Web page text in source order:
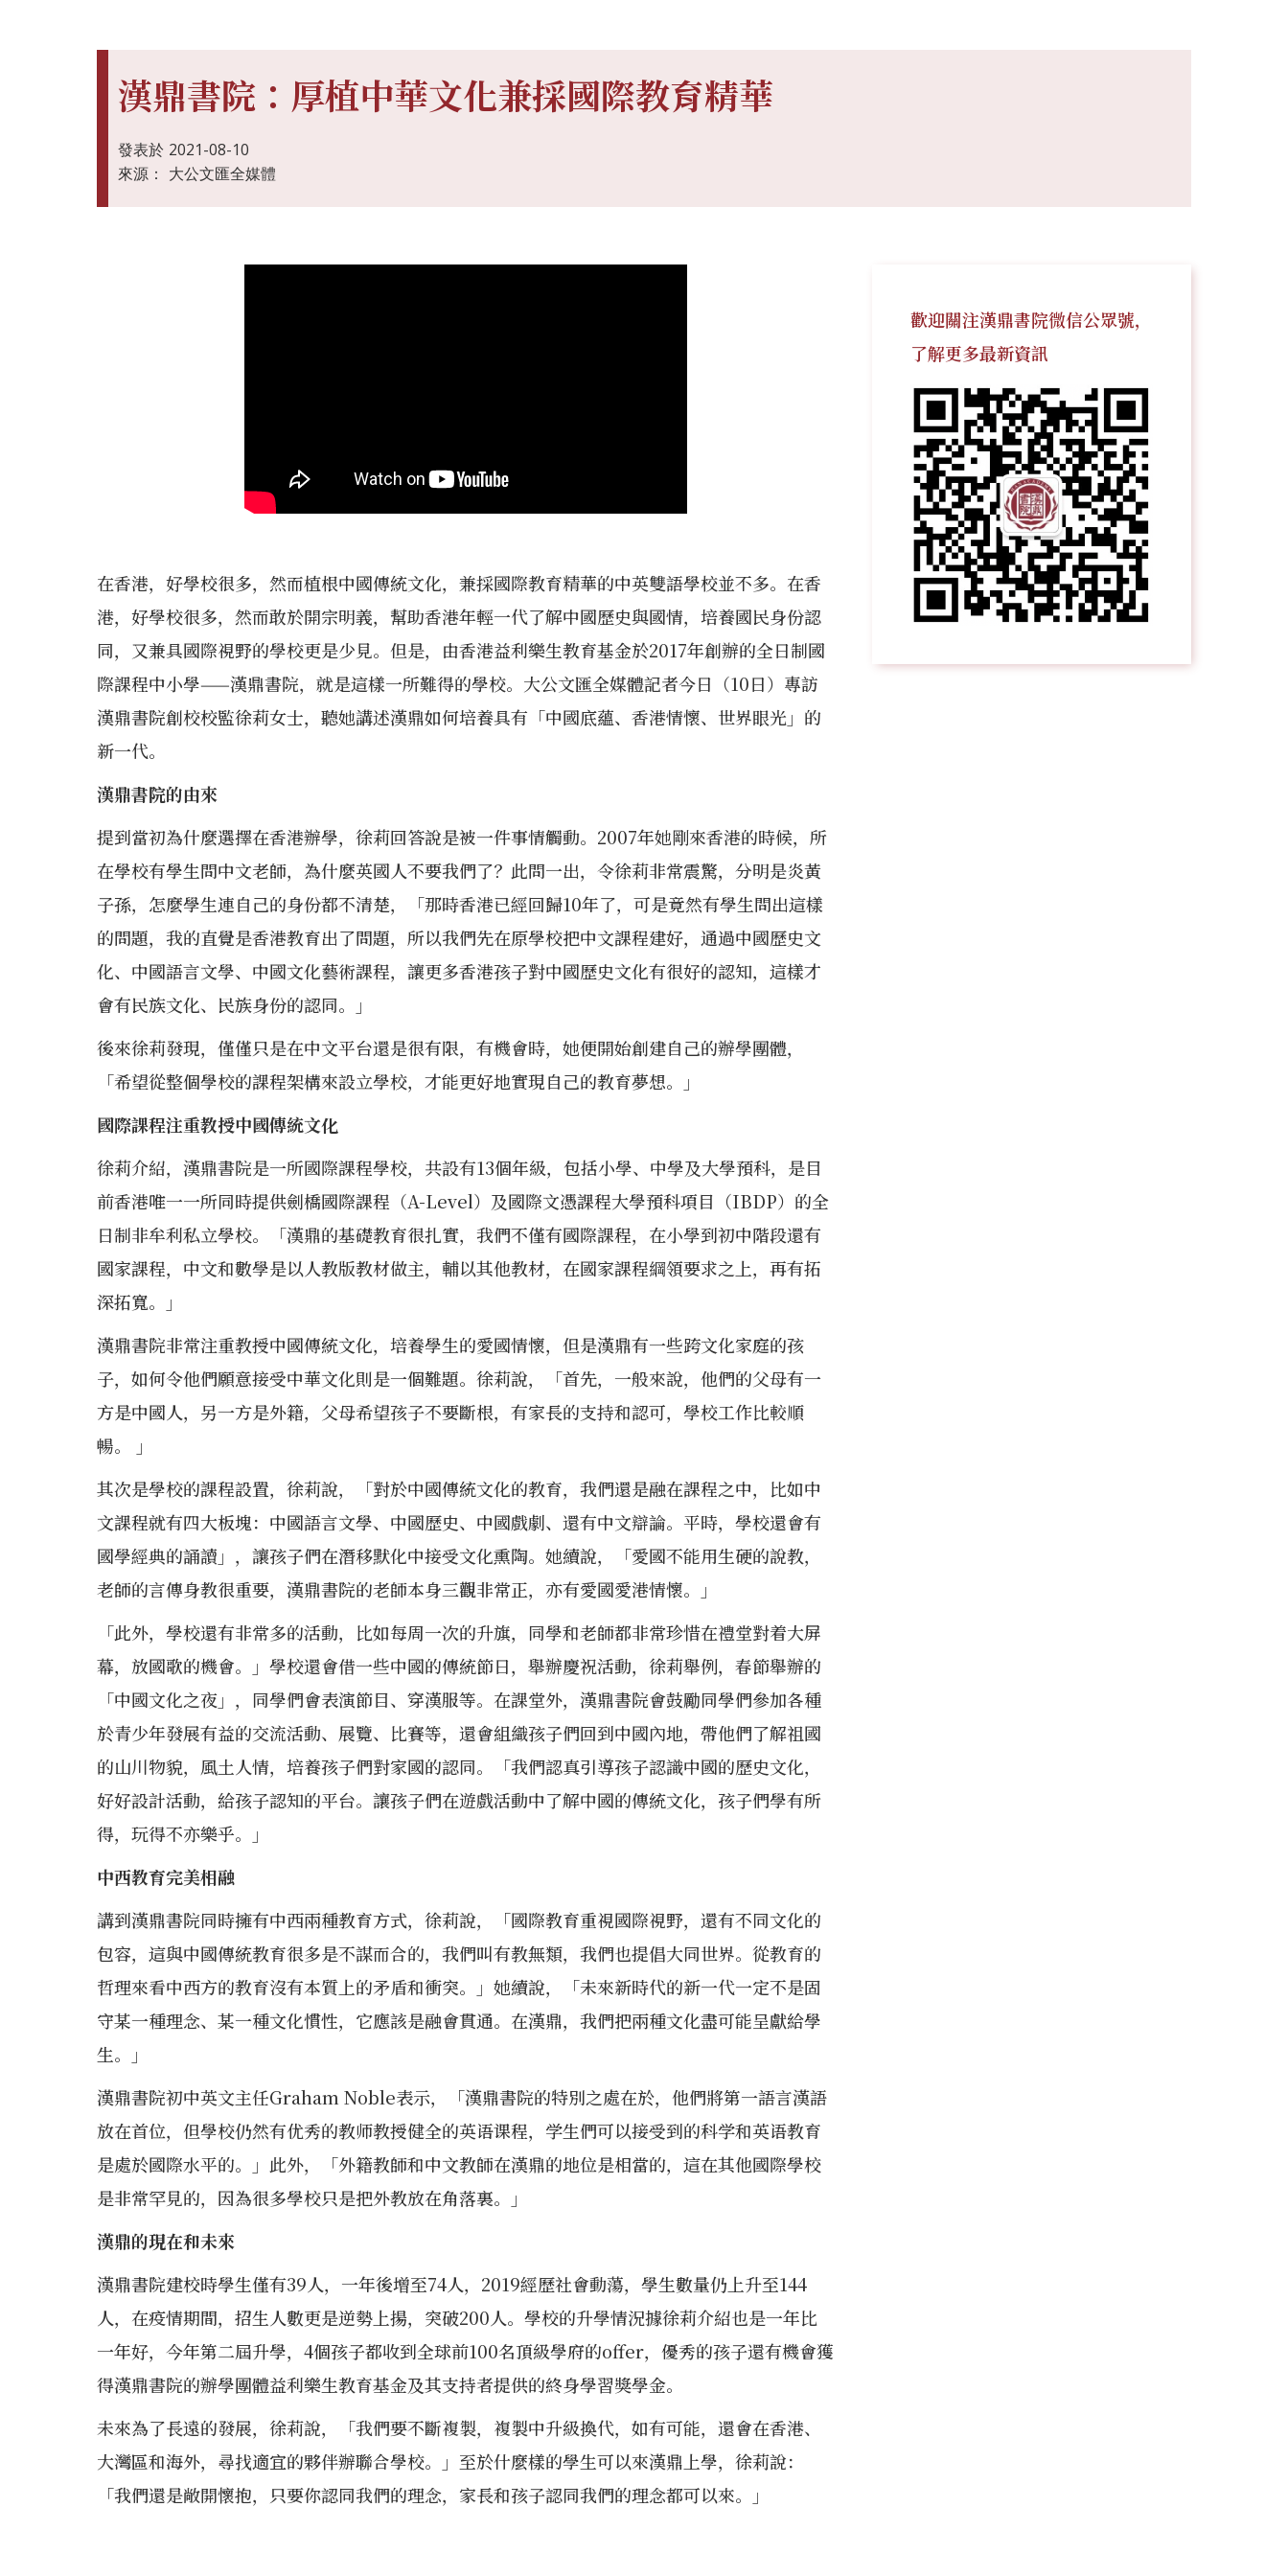
漢鼎書院：厚植中華文化兼採國際教育精華
發表於 2021-08-10
來源： 大公文匯全媒體
在香港，好學校很多，然而植根中國傳統文化，兼採國際教育精華的中英雙語學校並不多。在香
港，好學校很多，然而敢於開宗明義，幫助香港年輕一代了解中國歷史與國情，培養國民身份認
同，又兼具國際視野的學校更是少見。但是，由香港益利樂生教育基金於2017年創辦的全日制國
際課程中小學——漢鼎書院，就是這樣一所難得的學校。大公文匯全媒體記者今日（10日）專訪
漢鼎書院創校校監徐莉女士，聽她講述漢鼎如何培養具有「中國底蘊、香港情懷、世界眼光」的
新一代。
漢鼎書院的由來
提到當初為什麼選擇在香港辦學，徐莉回答說是被一件事情觸動。2007年她剛來香港的時候，所
在學校有學生問中文老師，為什麼英國人不要我們了？此問一出，令徐莉非常震驚，分明是炎黃
子孫，怎麼學生連自己的身份都不清楚，「那時香港已經回歸10年了，可是竟然有學生問出這樣
的問題，我的直覺是香港教育出了問題，所以我們先在原學校把中文課程建好，通過中國歷史文
化、中國語言文學、中國文化藝術課程，讓更多香港孩子對中國歷史文化有很好的認知，這樣才
會有民族文化、民族身份的認同。」
後來徐莉發現，僅僅只是在中文平台還是很有限，有機會時，她便開始創建自己的辦學團體，
「希望從整個學校的課程架構來設立學校，才能更好地實現自己的教育夢想。」
國際課程注重教授中國傳統文化
徐莉介紹，漢鼎書院是一所國際課程學校，共設有13個年級，包括小學、中學及大學預科，是目
前香港唯一一所同時提供劍橋國際課程（A-Level）及國際文憑課程大學預科項目（IBDP）的全
日制非牟利私立學校。「漢鼎的基礎教育很扎實，我們不僅有國際課程，在小學到初中階段還有
國家課程，中文和數學是以人教版教材做主，輔以其他教材，在國家課程綱領要求之上，再有拓
深拓寬。」
漢鼎書院非常注重教授中國傳統文化，培養學生的愛國情懷，但是漢鼎有一些跨文化家庭的孩
子，如何令他們願意接受中華文化則是一個難題。徐莉說，「首先，一般來說，他們的父母有一
方是中國人，另一方是外籍，父母希望孩子不要斷根，有家長的支持和認可，學校工作比較順
暢。 」
其次是學校的課程設置，徐莉說，「對於中國傳統文化的教育，我們還是融在課程之中，比如中
文課程就有四大板塊：中國語言文學、中國歷史、中國戲劇、還有中文辯論。平時，學校還會有
國學經典的誦讀」，讓孩子們在潛移默化中接受文化熏陶。她續說，「愛國不能用生硬的說教，
老師的言傳身教很重要，漢鼎書院的老師本身三觀非常正，亦有愛國愛港情懷。」
「此外，學校還有非常多的活動，比如每周一次的升旗，同學和老師都非常珍惜在禮堂對着大屏
幕，放國歌的機會。」學校還會借一些中國的傳統節日，舉辦慶祝活動，徐莉舉例，春節舉辦的
「中國文化之夜」，同學們會表演節目、穿漢服等。在課堂外，漢鼎書院會鼓勵同學們參加各種
於青少年發展有益的交流活動、展覽、比賽等，還會組織孩子們回到中國內地，帶他們了解祖國
的山川物貌，風土人情，培養孩子們對家國的認同。「我們認真引導孩子認識中國的歷史文化，
好好設計活動，給孩子認知的平台。讓孩子們在遊戲活動中了解中國的傳統文化，孩子們學有所
得，玩得不亦樂乎。」
中西教育完美相融
講到漢鼎書院同時擁有中西兩種教育方式，徐莉說，「國際教育重視國際視野，還有不同文化的
包容，這與中國傳統教育很多是不謀而合的，我們叫有教無類，我們也提倡大同世界。從教育的
哲理來看中西方的教育沒有本質上的矛盾和衝突。」她續說，「未來新時代的新一代一定不是固
守某一種理念、某一種文化慣性，它應該是融會貫通。在漢鼎，我們把兩種文化盡可能呈獻給學
生。」
漢鼎書院初中英文主任Graham Noble表示，「漢鼎書院的特別之處在於，他們將第一語言漢語
放在首位，但學校仍然有优秀的教师教授健全的英语课程，学生們可以接受到的科学和英语教育
是處於國際水平的。」此外，「外籍教師和中文教師在漢鼎的地位是相當的，這在其他國際學校
是非常罕見的，因為很多學校只是把外教放在角落裏。」
漢鼎的現在和未來
漢鼎書院建校時學生僅有39人，一年後增至74人，2019經歷社會動蕩，學生數量仍上升至144
人，在疫情期間，招生人數更是逆勢上揚，突破200人。學校的升學情況據徐莉介紹也是一年比
一年好，今年第二屆升學，4個孩子都收到全球前100名頂級學府的offer，優秀的孩子還有機會獲
得漢鼎書院的辦學團體益利樂生教育基金及其支持者提供的終身學習獎學金。
未來為了長遠的發展，徐莉說，「我們要不斷複製，複製中升級換代，如有可能，還會在香港、
大灣區和海外，尋找適宜的夥伴辦聯合學校。」至於什麼樣的學生可以來漢鼎上學，徐莉說：
「我們還是敞開懷抱，只要你認同我們的理念，家長和孩子認同我們的理念都可以來。」
歡迎關注漢鼎書院微信公眾號，
了解更多最新資訊